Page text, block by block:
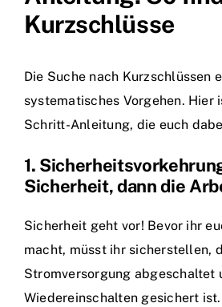
Kurzschlüsse
Die Suche nach Kurzschlüssen
systematisches Vorgehen. Hier
Schritt-Anleitung, die euch
1.
Sicherheit, dann die
Sicherheit geht vor! Bevor ihr
macht, müsst ihr sicherstellen,
Stromversorgung abgeschaltet
Wiedereinschalten gesichert